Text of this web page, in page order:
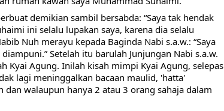
demikian sambil bersabda: “Saya tak hendak
ini selalu lupakan saya, karena dia selalu
Nuh merayu kepada Baginda Nabi s.a.w.: “Saya
Setelah itu barulah Junjungan Nabi s.a.w.
Kyai Agung. Inilah kisah mimpi Kyai Agung, selepas
lagi meninggalkan bacaan maulid, 'hatta'
walaupun hanya 2 atau 3 orang sahaja dalam